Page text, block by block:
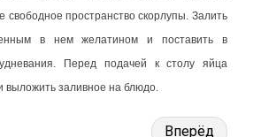
свободное пространство скорлупы. Залить
в нем желатином и поставить в
Перед подачей к столу яйца
выложить заливное на блюдо.
Вперёд